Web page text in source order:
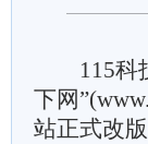
115科技
下网
站正式改